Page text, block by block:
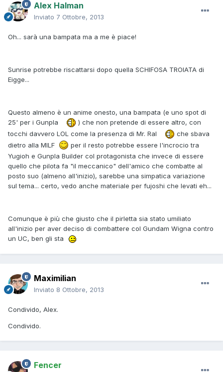
Alex Halman
Inviato 7 Ottobre, 2013
Oh... sarà una bampata ma a me è piace!
Sunrise potrebbe riscattarsi dopo quella SCHIFOSA TROIATA di
Eigge...
Questo almeno è un anime onesto, una bampata (e uno spot di
25' per i Gunpla
) che non pretende di essere altro, con
tocchi davvero LOL come la presenza di Mr. Ral
che sbava
dietro alla MILF
per il resto potrebbe essere l'incrocio tra
Yugioh e Gunpla Builder col protagonista che invece di essere
quello che pilota fa "il meccanico" dell'amico che combatte al
posto suo (almeno all'inizio), sarebbe una simpatica variazione
sul tema... certo, vedo anche materiale per fujoshi che levati eh...
Comunque è più che giusto che il pirletta sia stato umiliato
all'inizio per aver deciso di combattere col Gundam Wigna contro
un UC, ben gli sta
Maximilian
Inviato 8 Ottobre, 2013
Condivido, Alex.
Condivido.
Fencer